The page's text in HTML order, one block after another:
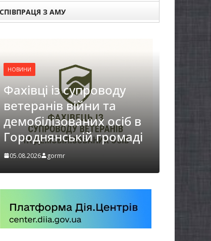
СПІВПРАЦЯ З АМУ
в
НОВИНИ
ЗАГАЛЬНОНАЦІОНАЛЬ
НА ХВИЛИНА
МОВЧАННЯ
gormr